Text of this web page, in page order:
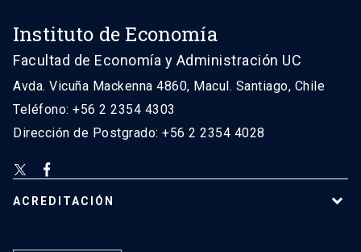
Instituto de Economía
Facultad de Economía y Administración UC
Avda. Vicuña Mackenna 4860, Macul. Santiago, Chile
Teléfono: +56 2 2354 4303
Dirección de Postgrado: +56 2 2354 4028
ACREDITACIÓN